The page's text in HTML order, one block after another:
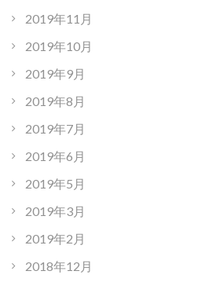
2019年11月
2019年10月
2019年9月
2019年8月
2019年7月
2019年6月
2019年5月
2019年3月
2019年2月
2018年12月